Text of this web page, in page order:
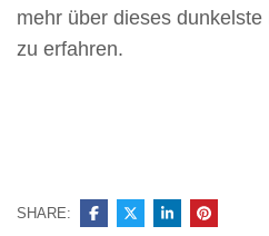
mehr über dieses
zu erfahren.
SHARE: